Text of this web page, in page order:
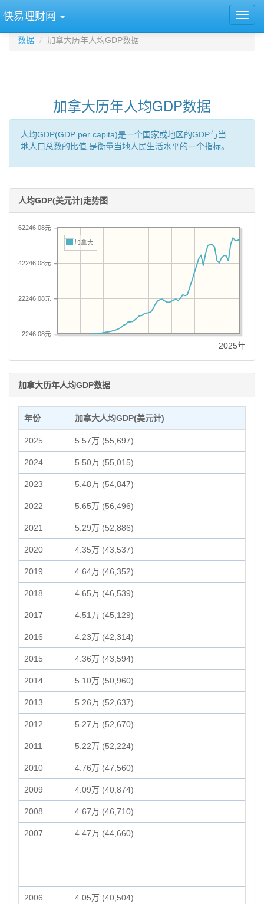
快易理财网
数据 加拿大历年人均GDP数据
加拿大历年人均GDP数据
人均GDP(GDP per capita)是一个国家或地区的GDP与当
地人口总数的比值,是衡量当地人民生活水平的一个指标。
人均GDP(美元计)走势图
2246.08元
22246.08元
42246.08元
62246.08元
加拿大
2025年
加拿大历年人均GDP数据
年份 加拿大人均GDP(美元计)
2025 5.57万 (55,697)
2024 5.50万 (55,015)
2023 5.48万 (54,847)
2022 5.65万 (56,496)
2021 5.29万 (52,886)
2020 4.35万 (43,537)
2019 4.64万 (46,352)
2018 4.65万 (46,539)
2017 4.51万 (45,129)
2016 4.23万 (42,314)
2015 4.36万 (43,594)
2014 5.10万 (50,960)
2013 5.26万 (52,637)
2012 5.27万 (52,670)
2011 5.22万 (52,224)
2010 4.76万 (47,560)
2009 4.09万 (40,874)
2008 4.67万 (46,710)
2007 4.47万 (44,660)
2006 4.05万 (40,504)